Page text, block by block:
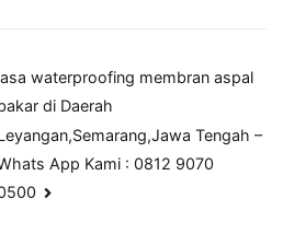
waterproofing membran aspal
di Daerah
Tengah –
App Kami : 0812 9070